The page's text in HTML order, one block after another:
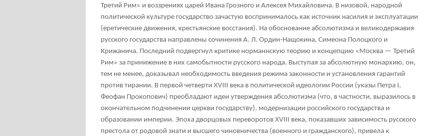
Третий Рим» и воззрениях царей Ивана Грозного и Алексея Михайловича. В низовой, народной
политической культуре государство зачастую воспринималось как источник насилия и эксплуатации
(еретические движения, крестьянские восстания). На обоснование абсолютизма и великодержавия
русского государства направлены сочинения А. Л. Ордин-Нащокина, Симеона Полоцкого и
Крижанича. Последний подвергнул критике норманнскую теорию и концепцию «Москва — Третий
Рим» за принижение в них самобытности русского народа. Выступая за абсолютную монархию, он,
тем не менее, доказывал необходимость введения режима законности и установления гарантий
против тирании. В первой четверти XVIII века в политической идеологии России (указы Петра I,
Феофан Прокопович) преобладают идеи утверждения абсолютизма (что, в частности, выразилось в
окончательном подчинении церкви государству), модернизации российского государства и
образовании империи. Эпоха дворцовых переворотов XVIII века, показавших зависимость русского
престола от родовой знати и высшего чиновничества (военного и гражданского), привела к